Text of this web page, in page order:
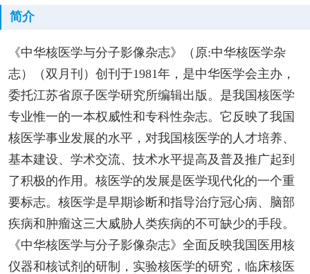
简介
《中华核医学与分子影像杂志》（原:中华核医学杂
志）（双月刊）创刊于1981年，是中华医学会主办，
委托江苏省原子医学研究所编辑出版。是我国核医学
专业惟一的一本权威性和专科性杂志。它反映了我国
核医学事业发展的水平，对我国核医学的人才培养、
基本建设、学术交流、技术水平提高及普及推广起到
了积极的作用。核医学的发展是医学现代化的一个重
要标志。核医学是早期诊断和指导治疗冠心病、脑部
疾病和肿瘤这三大威胁人类疾病的不可缺少的手段。
《中华核医学与分子影像杂志》全面反映我国医用核
仪器和核试剂的研制，实验核医学的研究，临床核医